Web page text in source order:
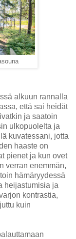
alkuun rannalla
että sai heidät
ja saatoin
ulkopuolelta ja
kuvatessani, jotta
haaste on
pienet ja kun ovet
verran enemmän,
hämäryydessä
heijastumisia ja
kontrastia,
kuin